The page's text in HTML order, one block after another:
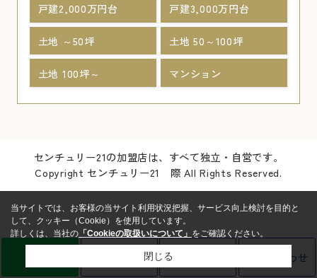
戸建2,000万円台 戸建3,000万円台
土地 ～50坪 土地 50～100坪
土地 100坪～ マンション
センチュリー21の加盟店は、すべて独立・自営です。
Copyright センチュリー21 際 All Rights Reserved.
お問い合わせ
当サイトでは、お客様の当サイト利用状況把握、サービス向上検討を目的と
して、クッキー（Cookie）を使用しています。
詳しくは、当社の 「Cookieの取扱いについて」 をご確認ください。
閉じる